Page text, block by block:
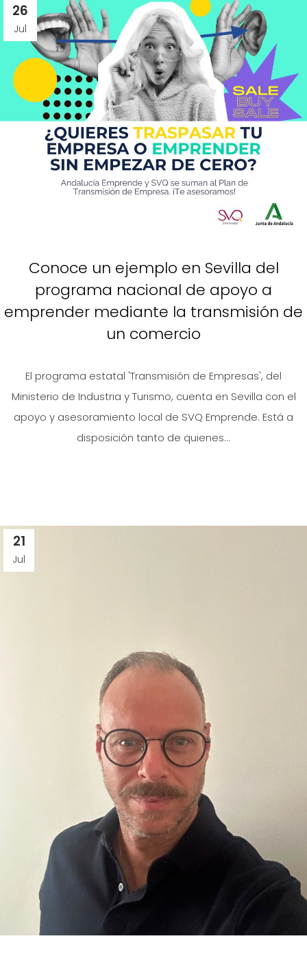
26
Jul
Conoce un ejemplo en Sevilla del
programa nacional de apoyo a
emprender mediante la transmisión de
un comercio
El programa estatal 'Transmisión de Empresas', del
Ministerio de Industria y Turismo, cuenta en Sevilla con el
apoyo y asesoramiento local de SVQ Emprende. Está a
disposición tanto de quienes...
21
Jul